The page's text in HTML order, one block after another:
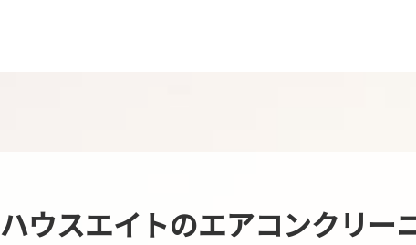
ハウスエイトのエアコンクリー